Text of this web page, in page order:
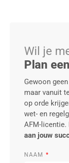
Wil je
Plan
Gewoon
maar vanuit
op orde
wet- en
AFM-licentie.
aan jouw
NAAM